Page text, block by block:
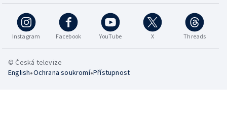
Instagram Facebook YouTube X Threads
© Česká televize
English•Ochrana soukromí•Přístupnost